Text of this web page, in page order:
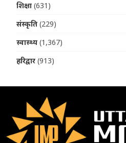
शिक्षा (631)
संस्कृति (229)
स्वास्थ्य (1,367)
हरिद्वार (913)